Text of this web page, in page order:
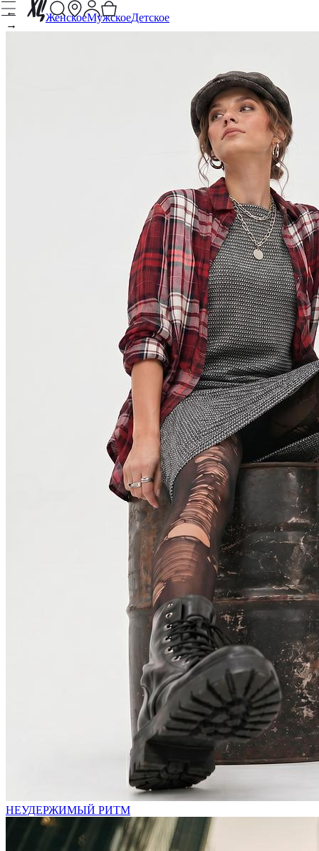
ЖенскоеМужскоеДетское
←
→
НЕУДЕРЖИМЫЙ РИТМ